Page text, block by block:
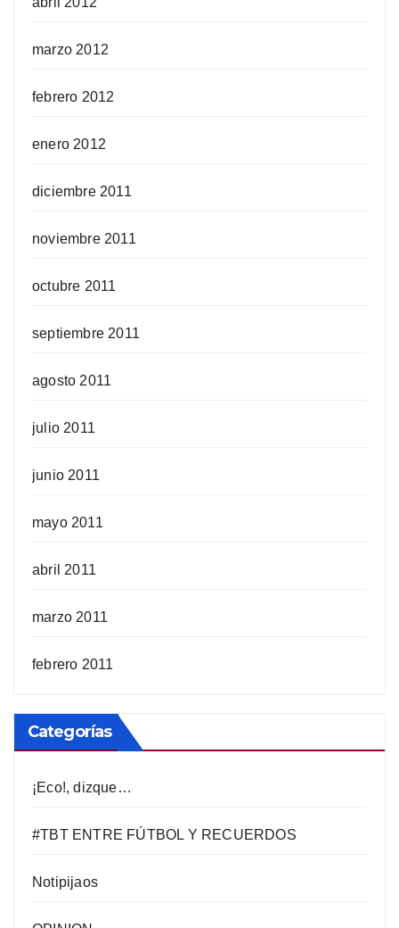
marzo 2012
febrero 2012
enero 2012
diciembre 2011
noviembre 2011
octubre 2011
septiembre 2011
agosto 2011
julio 2011
junio 2011
mayo 2011
abril 2011
marzo 2011
febrero 2011
Categorías
¡Eco!, dizque…
#TBT ENTRE FÚTBOL Y RECUERDOS
Notipijaos